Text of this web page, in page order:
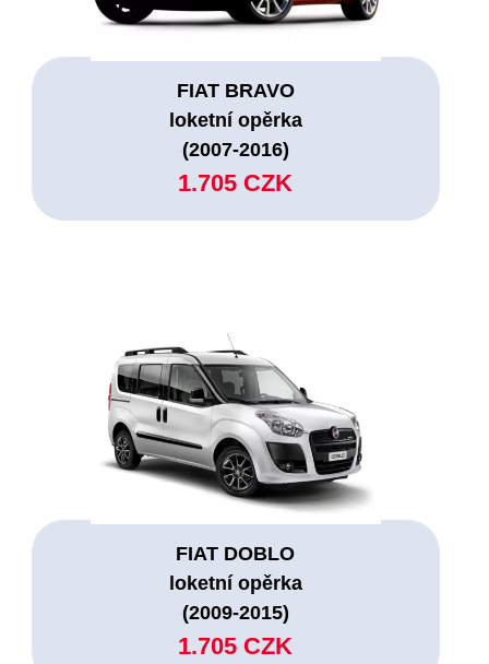
FIAT BRAVO
loketní opěrka
(2007-2016)
1.705 CZK
FIAT DOBLO
loketní opěrka
(2009-2015)
1.705 CZK